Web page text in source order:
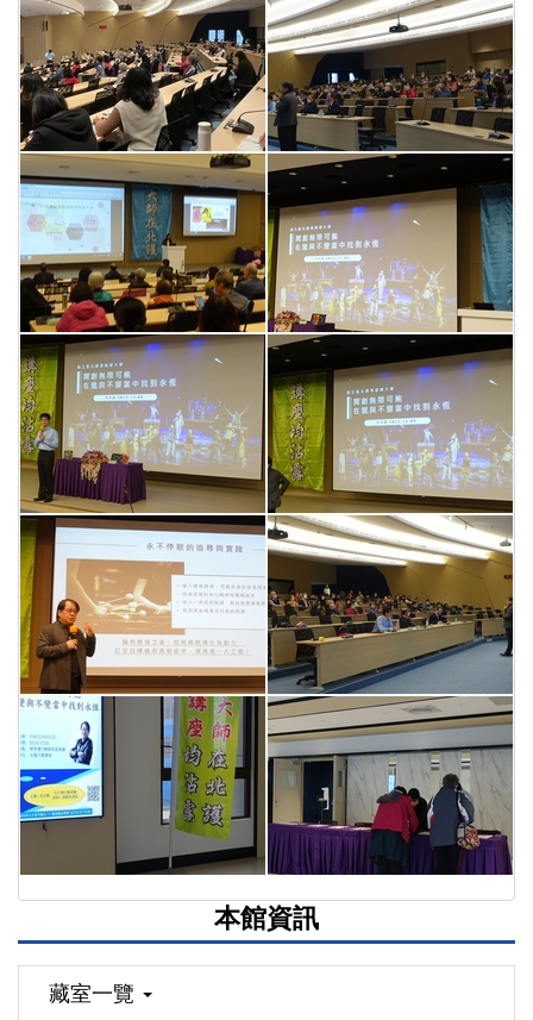
本館資訊
藏室一覽